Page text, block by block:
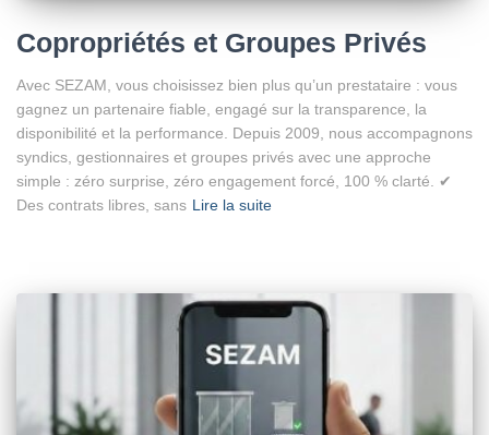
Copropriétés et Groupes Privés
Avec SEZAM, vous choisissez bien plus qu’un prestataire : vous
gagnez un partenaire fiable, engagé sur la transparence, la
disponibilité et la performance. Depuis 2009, nous accompagnons
syndics, gestionnaires et groupes privés avec une approche
simple : zéro surprise, zéro engagement forcé, 100 % clarté. ✔
Des contrats libres, sans Lire la suite